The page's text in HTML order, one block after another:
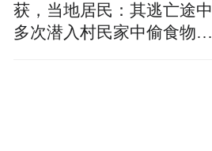
获，当地居民：其逃亡途中
多次潜入村民家中偷食物被